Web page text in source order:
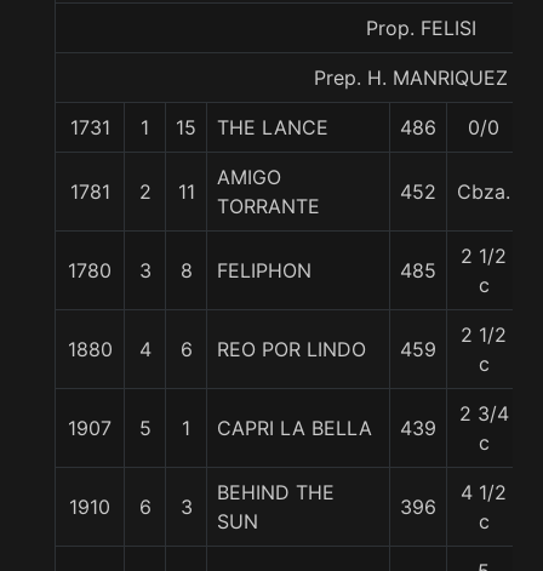
Prop. FELISI
Prep. H. MANRIQUEZ F.
1731 1 15 THE LANCE 486 0/0
1781 2 11
AMIGO
TORRANTE
452 Cbza.
1780 3 8 FELIPHON 485
2 1/2
c
1880 4 6 REO POR LINDO 459
2 1/2
c
1907 5 1 CAPRI LA BELLA 439
2 3/4
c
1910 6 3
BEHIND THE
SUN
396
4 1/2
c